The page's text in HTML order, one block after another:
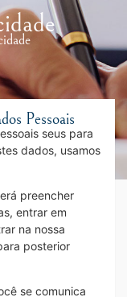
Pessoais
seus para
dados, usamos
preencher
entrar em
na nossa
posterior
se comunica